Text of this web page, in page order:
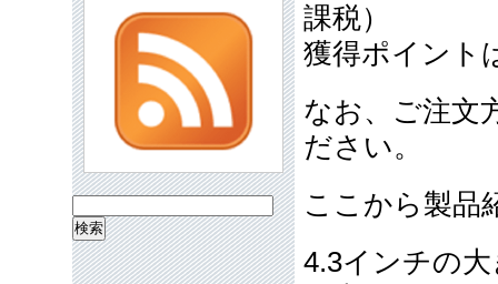
課税）
獲得ポイント
なお、ご注文
ださい。
ここから製品
4.3インチの
索: